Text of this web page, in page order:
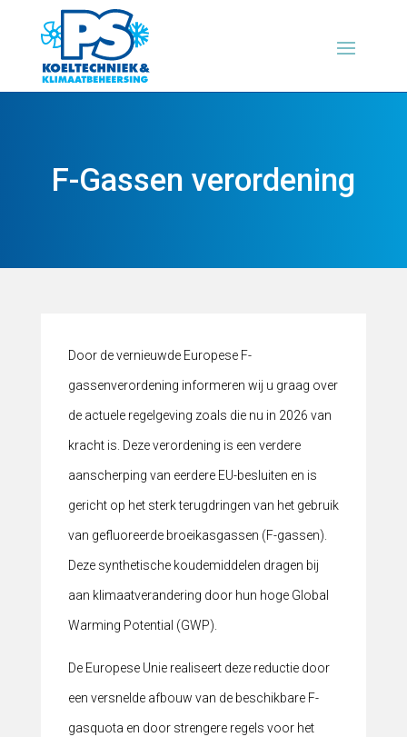
F-Gassen verordening
Door de vernieuwde Europese F-
gassenverordening informeren wij u graag over
de actuele regelgeving zoals die nu in 2026 van
kracht is. Deze verordening is een verdere
aanscherping van eerdere EU-besluiten en is
gericht op het sterk terugdringen van het gebruik
van gefluoreerde broeikasgassen (F-gassen).
Deze synthetische koudemiddelen dragen bij
aan klimaatverandering door hun hoge Global
Warming Potential (GWP).
De Europese Unie realiseert deze reductie door
een versnelde afbouw van de beschikbare F-
gasquota en door strengere regels voor het